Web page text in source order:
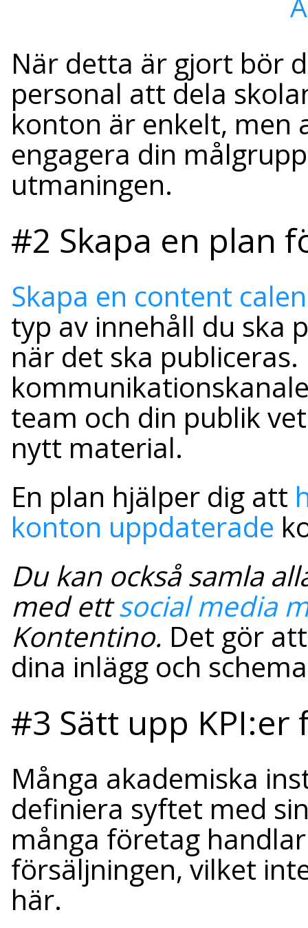
När detta är gjort bör
personal att dela
konton är enkelt, men
engagera din
utmaningen.
#2 Skapa en plan
Skapa en content
typ av innehåll du ska
när det ska publiceras.
team och din publik
nytt material.
En plan hjälper dig att
konton uppdaterade
Du kan också samla
med ettsocial media
Kontentino. Det gör
dina inlägg och
#3 Sätt upp
Många akademiska
definiera syftet med
många företag
försäljningen, vilket
här.